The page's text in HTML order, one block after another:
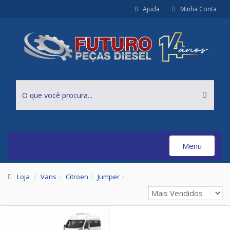
Ajuda Minha Conta
Menu
Toggle
Loja Vans Citroen Jumper